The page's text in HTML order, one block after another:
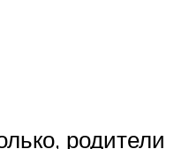
родители